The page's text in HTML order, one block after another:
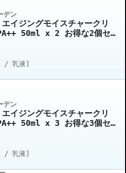
デン
イジングモイスチャークリ
50ml x 2 お得な2個セ
/ 乳液]
デン
イジングモイスチャークリ
50ml x 3 お得な3個セ
/ 乳液]